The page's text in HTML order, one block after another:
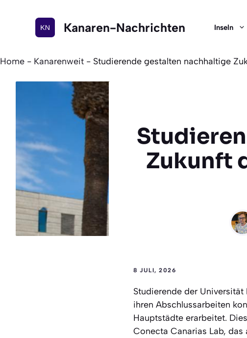
Kanaren-Nachrichten Inseln
Home - Kanarenweit - Studierende gestalten nachhaltige
Zukunft
8 JULI, 2026
Studierende der Universität
ihren Abschlussarbeiten
Hauptstädte erarbeitet.
Conecta Canarias Lab,